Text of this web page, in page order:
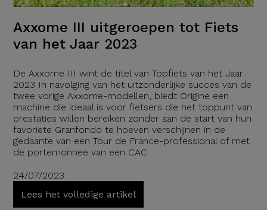
Axxome III uitgeroepen tot Fiets
van het Jaar 2023
De Axxome III wint de titel van Topfiets van het Jaar
2023 In navolging van het uitzonderlijke succes van de
twee vorige Axxome-modellen, biedt Origine een
machine die ideaal is voor fietsers die het toppunt van
prestaties willen bereiken zonder aan de start van hun
favoriete Granfondo te hoeven verschijnen in de
gedaante van een Tour de France-professional of met
de portemonnee van een CAC
24/07/2023
Lees het volledige artikel